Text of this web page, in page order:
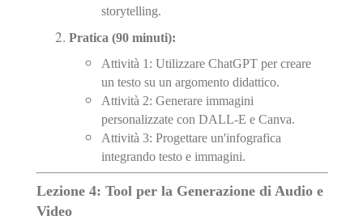
storytelling.
Pratica (90 minuti):
Attività 1: Utilizzare ChatGPT per creare
un testo su un argomento didattico.
Attività 2: Generare immagini
personalizzate con DALL-E e Canva.
Attività 3: Progettare un'infografica
integrando testo e immagini.
Lezione 4: Tool per la Generazione di Audio e
Video